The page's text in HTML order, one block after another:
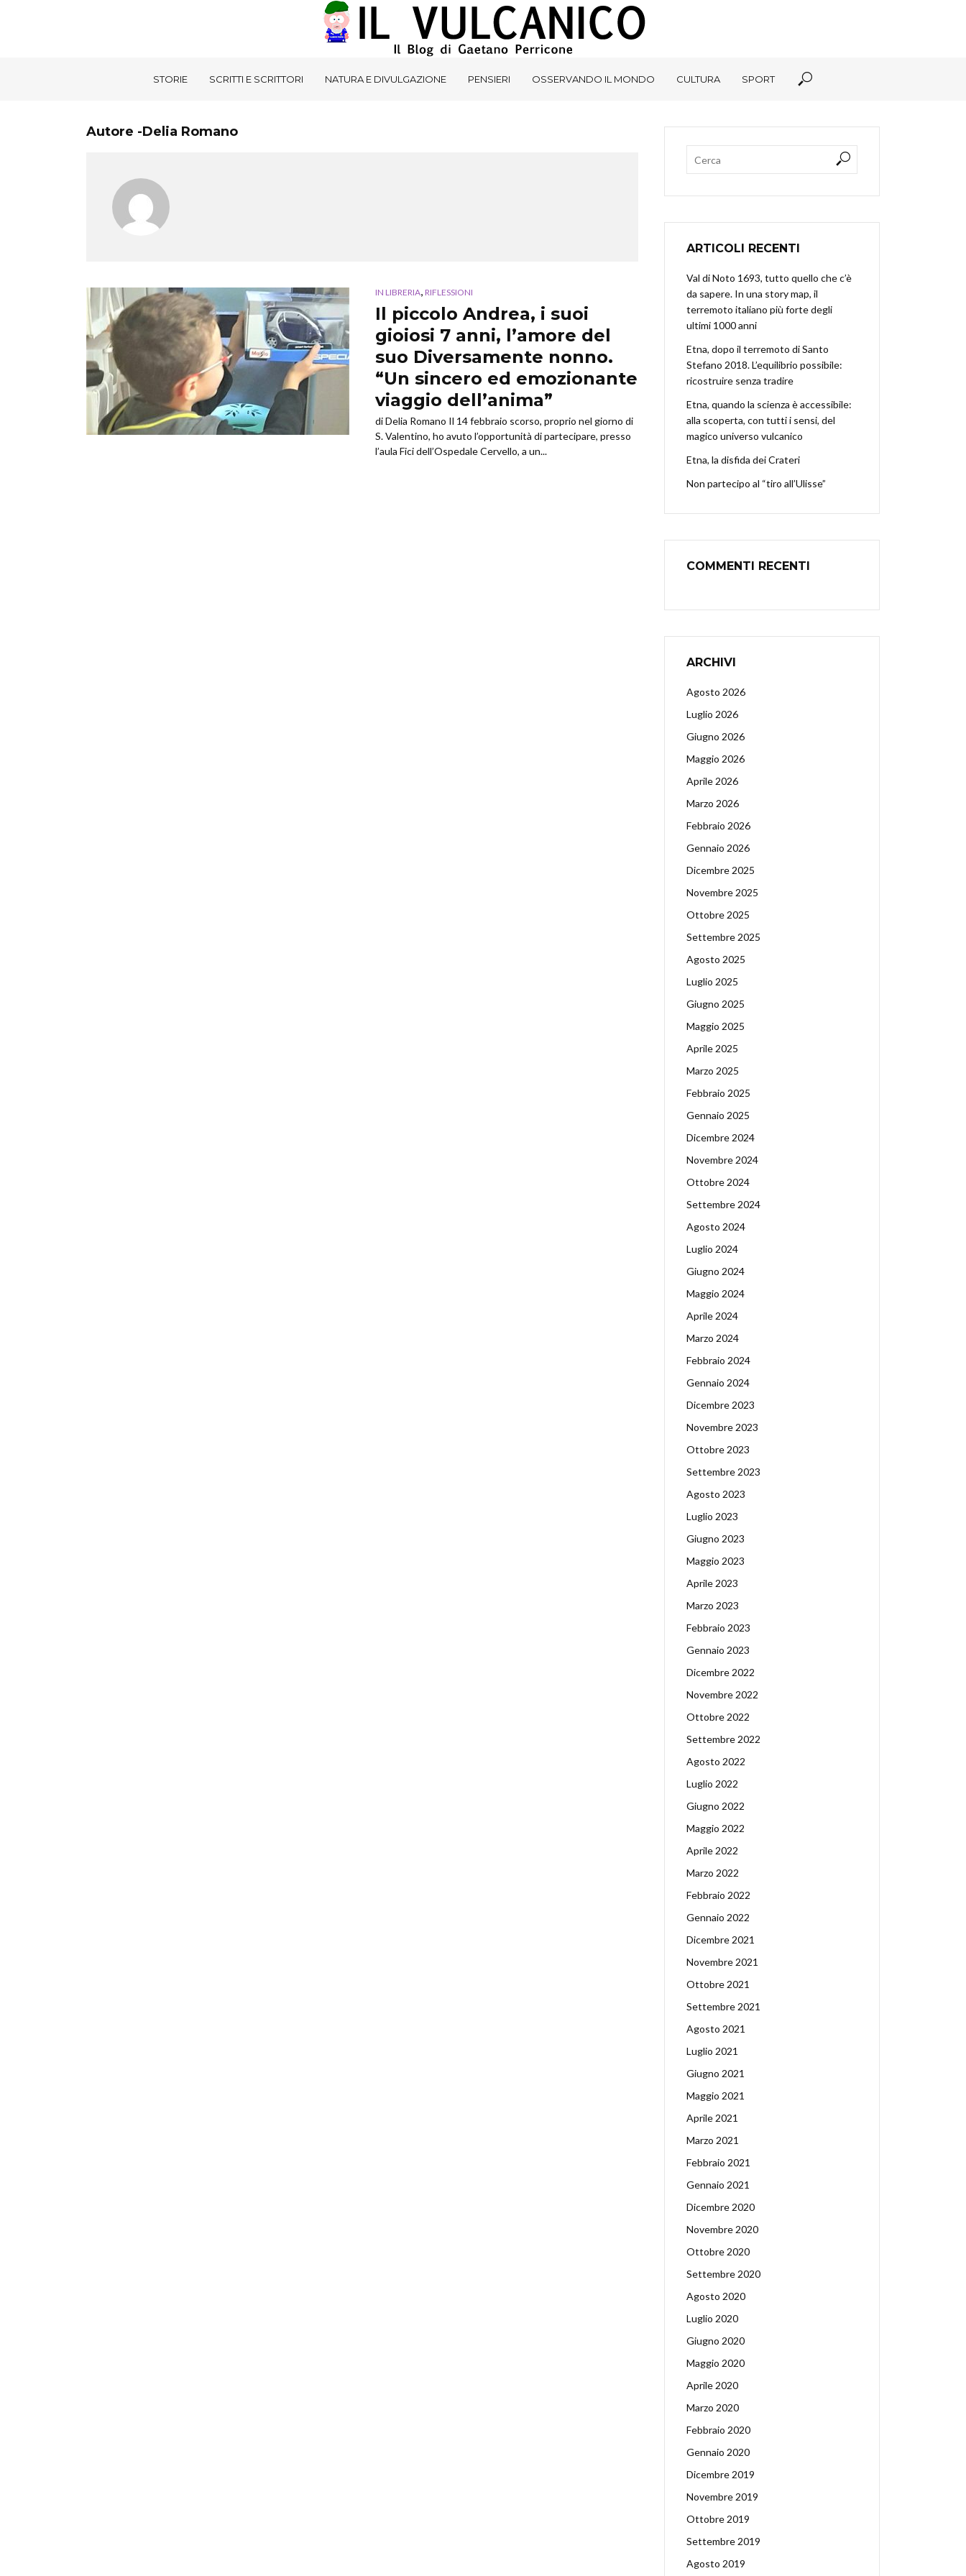
STORIE SCRITTI E SCRITTORI NATURA E DIVULGAZIONE PENSIERI OSSERVANDO IL MONDO CULTURA SPORT
Autore -Delia Romano
IN LIBRERIA, RIFLESSIONI
Il piccolo Andrea, i suoi
gioiosi 7 anni, l’amore del
suo Diversamente nonno.
“Un sincero ed emozionante
viaggio dell’anima”
di Delia Romano Il 14 febbraio scorso, proprio nel giorno di
S. Valentino, ho avuto l’opportunità di partecipare, presso
l’aula Fici dell’Ospedale Cervello, a un...
ARTICOLI RECENTI
Val di Noto 1693, tutto quello che c’è
da sapere. In una story map, il
terremoto italiano più forte degli
ultimi 1000 anni
Etna, dopo il terremoto di Santo
Stefano 2018. L’equilibrio possibile:
ricostruire senza tradire
Etna, quando la scienza è accessibile:
alla scoperta, con tutti i sensi, del
magico universo vulcanico
Etna, la disfida dei Crateri
Non partecipo al “tiro all’Ulisse”
COMMENTI RECENTI
ARCHIVI
Agosto 2026
Luglio 2026
Giugno 2026
Maggio 2026
Aprile 2026
Marzo 2026
Febbraio 2026
Gennaio 2026
Dicembre 2025
Novembre 2025
Ottobre 2025
Settembre 2025
Agosto 2025
Luglio 2025
Giugno 2025
Maggio 2025
Aprile 2025
Marzo 2025
Febbraio 2025
Gennaio 2025
Dicembre 2024
Novembre 2024
Ottobre 2024
Settembre 2024
Agosto 2024
Luglio 2024
Giugno 2024
Maggio 2024
Aprile 2024
Marzo 2024
Febbraio 2024
Gennaio 2024
Dicembre 2023
Novembre 2023
Ottobre 2023
Settembre 2023
Agosto 2023
Luglio 2023
Giugno 2023
Maggio 2023
Aprile 2023
Marzo 2023
Febbraio 2023
Gennaio 2023
Dicembre 2022
Novembre 2022
Ottobre 2022
Settembre 2022
Agosto 2022
Luglio 2022
Giugno 2022
Maggio 2022
Aprile 2022
Marzo 2022
Febbraio 2022
Gennaio 2022
Dicembre 2021
Novembre 2021
Ottobre 2021
Settembre 2021
Agosto 2021
Luglio 2021
Giugno 2021
Maggio 2021
Aprile 2021
Marzo 2021
Febbraio 2021
Gennaio 2021
Dicembre 2020
Novembre 2020
Ottobre 2020
Settembre 2020
Agosto 2020
Luglio 2020
Giugno 2020
Maggio 2020
Aprile 2020
Marzo 2020
Febbraio 2020
Gennaio 2020
Dicembre 2019
Novembre 2019
Ottobre 2019
Settembre 2019
Agosto 2019